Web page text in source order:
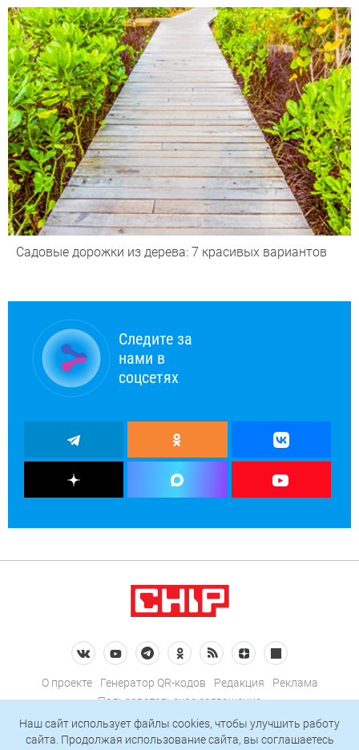
Садовые дорожки из дерева: 7 красивых вариантов
Следите за
нами в
соцсетях
О проекте Генератор QR-кодов Редакция
Реклама
Пользовательское соглашение
Политика конфиденциальности
Наш сайт использует файлы cookies, чтобы улучшить работу
сайта. Продолжая использование сайта, вы соглашаетесь